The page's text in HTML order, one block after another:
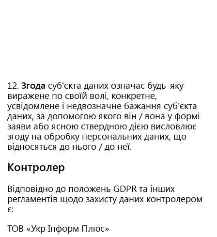
12. Згода суб'єкта даних означає будь-яку
виражене по своїй волі, конкретне,
усвідомлене і недвозначне бажання суб'єкта
даних, за допомогою якого він / вона у формі
заяви або ясною ствердною дією висловлює
згоду на обробку персональних даних, що
відносяться до нього / до неї.
Контролер
Відповідно до положень GDPR та інших
регламентів щодо захисту даних контролером
є:
ТОВ «Укр Інформ Плюс»